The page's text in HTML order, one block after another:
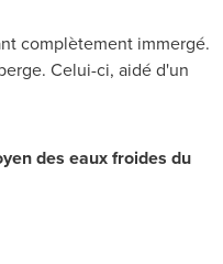
complètement immergé.
Celui-ci, aidé d'un
des eaux froides du